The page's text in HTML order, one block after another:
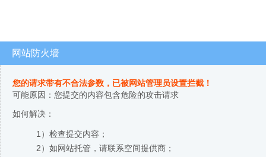
网站防火墙
您的请求带有不合法参数，已被网站管理员设置拦截！
可能原因：您提交的内容包含危险的攻击请求
如何解决：
1）检查提交内容；
2）如网站托管，请联系空间提供商；